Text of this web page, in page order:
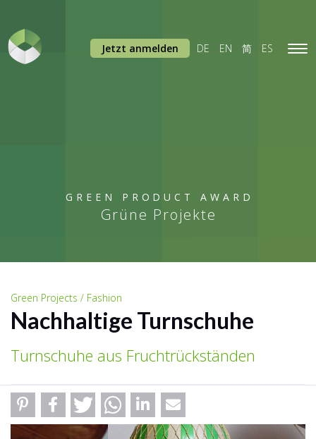
GREEN PRODUCT AWARD
Grüne Projekte
Jetzt anmelden DE EN 简 ES
Green Projects / Fashion
Nachhaltige Turnschuhe
Turnschuhe aus Fruchtrückständen